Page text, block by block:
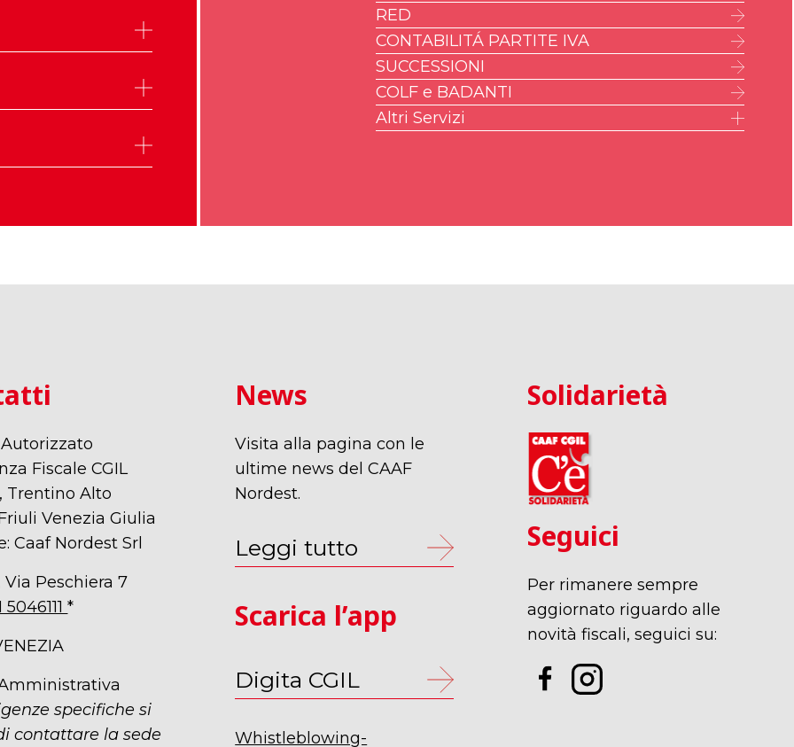
RED
CONTABILITÁ PARTITE IVA
SUCCESSIONI
COLF e BADANTI
Altri Servizi
Fiscale CGIL
Trentino Alto
Venezia Giulia
Caaf Nordest Srl
Via Peschiera 7
5046111*
specifiche si
contattare la sede
News
Visita alla pagina con le
ultime news del CAAF
Nordest.
Leggi tutto
Scarica l’app
Digita CGIL
Whistleblowing-
Solidarietà
Seguici
Per rimanere sempre
aggiornato riguardo alle
novità fiscali, seguici su: